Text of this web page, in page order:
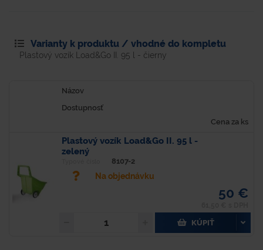
Varianty k produktu / vhodné do kompletu
Plastový vozík Load&Go II. 95 l - čierny
Názov
Dostupnosť
Cena za ks
Plastový vozík Load&Go II. 95 l -
zelený
8107-2
Na objednávku
50 €
KÚPIŤ